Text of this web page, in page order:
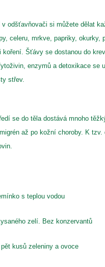
odšťavňovači si můžete dělat
celeru, mrkve, papriky,
Šťávy se dostanou do
enzymů a detoxikace se
střev.
se do těla dostává mnoho
až po kožní choroby. K
s teplou vodou
zelí. Bez konzervantů
kusů zeleniny a ovoce